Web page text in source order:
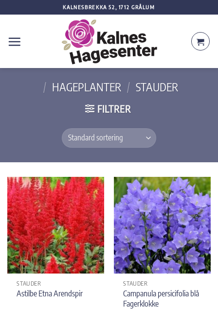
content
KALNESBREKKA 52, 1712 GRÅLUM
/ HAGEPLANTER / STAUDER
FILTRER
STAUDER
Astilbe Etna Arendspir
STAUDER
Campanula persicifolia blå
Fagerklokke